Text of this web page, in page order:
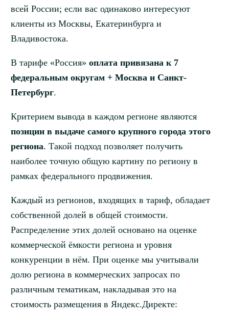
всей России; если вас одинаково интересуют
клиенты из Москвы, Екатеринбурга и
Владивостока.
В тарифе «Россия» оплата привязана к 7
федеральным округам + Москва и Санкт-
Петербург.
Критерием вывода в каждом регионе являются
позиции в выдаче самого крупного города этого
региона. Такой подход позволяет получить
наиболее точную общую картину по региону в
рамках федерального продвижения.
Каждый из регионов, входящих в тариф, обладает
собственной долей в общей стоимости.
Распределение этих долей основано на оценке
коммерческой ёмкости региона и уровня
конкуренции в нём. При оценке мы учитывали
долю региона в коммерческих запросах по
различным тематикам, накладывая это на
стоимость размещения в Яндекс.Директе: